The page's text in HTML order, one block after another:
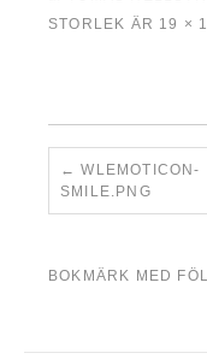
STORLEK ÄR 19 ×
WLEMOTICON-
SMILE.PNG
BOKMÄRK MED